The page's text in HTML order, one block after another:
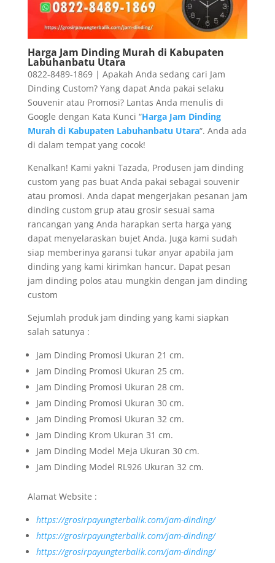
Harga Jam Dinding Murah di Kabupaten
Labuhanbatu Utara
0822-8489-1869 | Apakah Anda sedang cari Jam
Dinding Custom? Yang dapat Anda pakai selaku
Souvenir atau Promosi? Lantas Anda menulis di
Google dengan Kata Kunci “Harga Jam Dinding
Murah di Kabupaten Labuhanbatu Utara“. Anda ada
di dalam tempat yang cocok!
Kenalkan! Kami yakni Tazada, Produsen jam dinding
custom yang pas buat Anda pakai sebagai souvenir
atau promosi. Anda dapat mengerjakan pesanan jam
dinding custom grup atau grosir sesuai sama
rancangan yang Anda harapkan serta harga yang
dapat menyelaraskan bujet Anda. Juga kami sudah
siap memberinya garansi tukar anyar apabila jam
dinding yang kami kirimkan hancur. Dapat pesan
jam dinding polos atau mungkin dengan jam dinding
custom
Sejumlah produk jam dinding yang kami siapkan
salah satunya :
Jam Dinding Promosi Ukuran 21 cm.
Jam Dinding Promosi Ukuran 25 cm.
Jam Dinding Promosi Ukuran 28 cm.
Jam Dinding Promosi Ukuran 30 cm.
Jam Dinding Promosi Ukuran 32 cm.
Jam Dinding Krom Ukuran 31 cm.
Jam Dinding Model Meja Ukuran 30 cm.
Jam Dinding Model RL926 Ukuran 32 cm.
Alamat Website :
https://grosirpayungterbalik.com/jam-dinding/
https://grosirpayungterbalik.com/jam-dinding/
https://grosirpayungterbalik.com/jam-dinding/